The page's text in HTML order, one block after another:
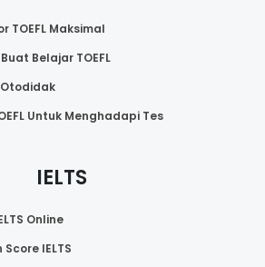
TOEFL Maksimal
Belajar TOEFL
Otodidak
Untuk Menghadapi Tes
IELTS
Online
IELTS